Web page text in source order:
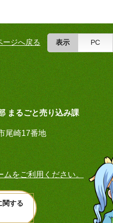
ージへ戻る 表示 PC
まるごと売り込み課
尾崎17番地
をご利用ください。
関する